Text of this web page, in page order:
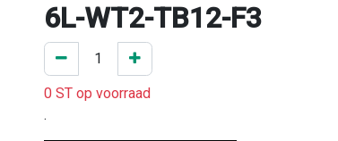
6L-WT2-TB12-F3
0 ST op voorraad
.